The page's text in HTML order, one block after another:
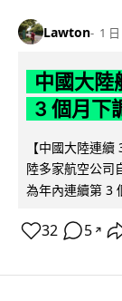
Lawton 1 日
中國大陸
3 個月下
【中國大陸連
陸多家航空公司
為年內連續第 3
32 5 ↗